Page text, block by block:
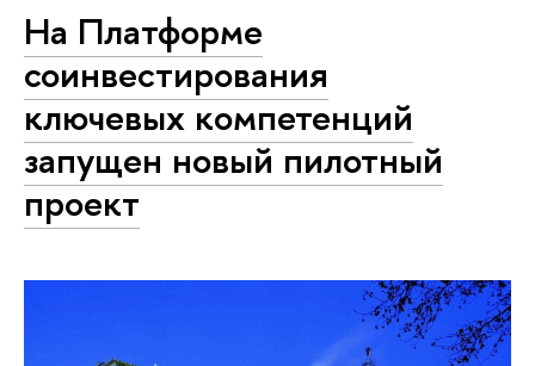
На Платформе
соинвестирования
ключевых компетенций
запущен новый пилотный
проект